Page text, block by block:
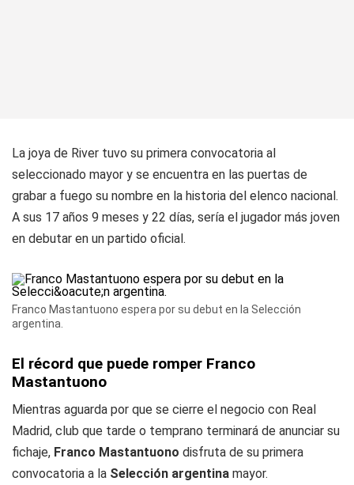
La joya de River tuvo su primera convocatoria al
seleccionado mayor y se encuentra en las puertas de
grabar a fuego su nombre en la historia del elenco nacional.
A sus 17 años 9 meses y 22 días, sería el jugador más joven
en debutar en un partido oficial.
Franco Mastantuono espera por su debut en la Selección
argentina.
El récord que puede romper Franco
Mastantuono
Mientras aguarda por que se cierre el negocio con Real
Madrid, club que tarde o temprano terminará de anunciar su
fichaje, Franco Mastantuono disfruta de su primera
convocatoria a la Selección argentina mayor.